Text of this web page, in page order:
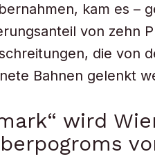
kam es –
von zehn
die von
Bahnen gelenkt
wird